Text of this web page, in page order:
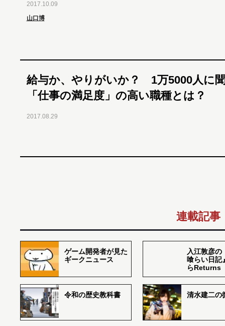
2017.10.09
山口博
給与か、やりがいか？ 1万5000人に
「仕事の満足度」の高い職種とは？
2017.08.29
連載記事
ゲーム開発者が見た
ギークニュース
入江敦彦の
喰らい日記
らReturns
令和の歴史教科書 清水建二の